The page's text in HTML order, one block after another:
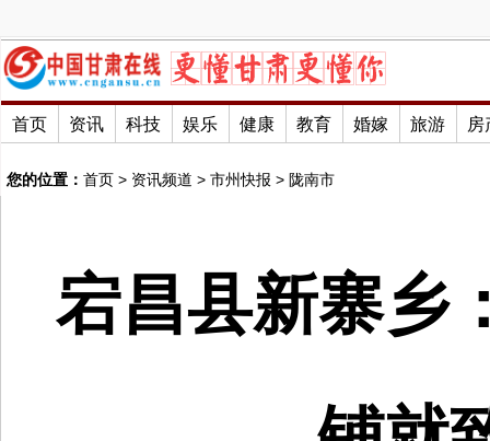
首页 资讯 科技 娱乐 健康 教育 婚嫁 旅游 房
您的位置： 首页 > 资讯频道 > 市州快报 > 陇南市
宕昌县新寨乡